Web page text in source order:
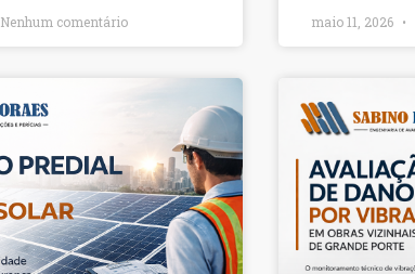
Nenhum comentário maio 11, 2026